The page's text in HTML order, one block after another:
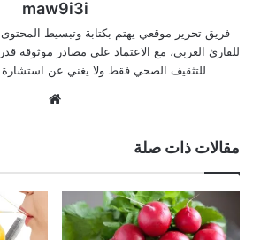
maw9i3i
فريق تحرير موقعي يهتم بكتابة وتبسيط
للقارئ العربي، مع الاعتماد على مصادر موثوقة
للتثقيف الصحي فقط ولا يغني عن
مقالات ذات صلة